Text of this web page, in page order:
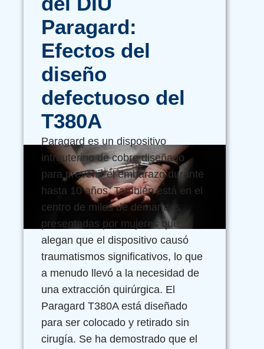
Paragard:
Efectos del
diseño
defectuoso del
T380A
Paragard es un dispositivo
intrauterino de cobre diseñado
para prevenir el embarazo durante
hasta 10 años. También está en el
centro de miles de demandas
presentadas por mujeres que
alegan que el dispositivo causó
traumatismos significativos, lo que
a menudo llevó a la necesidad de
una extracción quirúrgica. El
Paragard T380A está diseñado
para ser colocado y retirado sin
cirugía. Se ha demostrado que el